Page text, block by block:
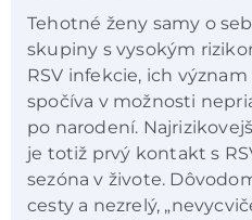
Tehotné ženy samy o
skupiny s vysokým
RSV infekcie, ich
spočíva v možnosti
po narodení.
je totiž prvý kontakt s
sezóna v živote.
cesty a nezrelý,